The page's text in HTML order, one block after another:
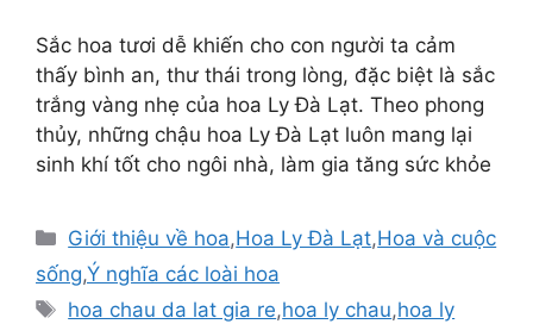
Sắc hoa tươi dễ khiến cho con người ta cảm
thấy bình an, thư thái trong lòng, đặc biệt là sắc
trắng vàng nhẹ của hoa Ly Đà Lạt. Theo phong
thủy, những chậu hoa Ly Đà Lạt luôn mang lại
sinh khí tốt cho ngôi nhà, làm gia tăng sức khỏe
Danh
mục
Giới thiệu về hoa,Hoa Ly Đà Lạt,Hoa và cuộc
sống,Ý nghĩa các loài hoa
Thẻ
hoa chau da lat gia re,hoa ly chau,hoa ly